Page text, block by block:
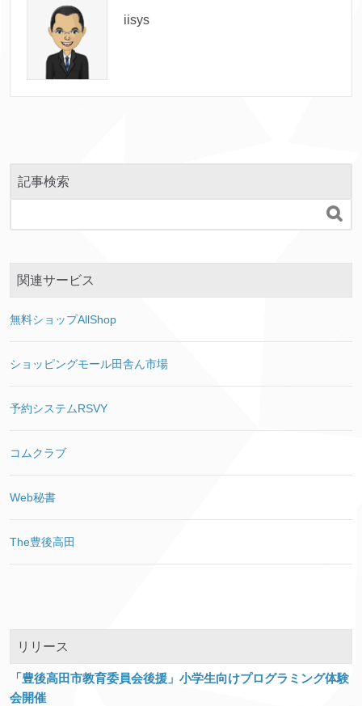
iisys
記事検索

関連サービス
無料ショップAllShop
ショッピングモール田舎ん市場
予約システムRSVY
コムクラブ
Web秘書
The豊後高田
リリース
「豊後高田市教育委員会後援」小学生向けプログラミング体験
会開催